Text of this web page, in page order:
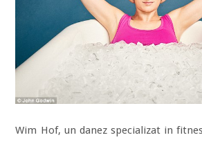
Wim Hof, un danez specializat in